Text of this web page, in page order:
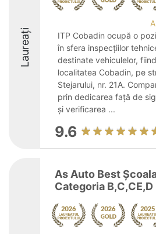
Laureați
ITP Cobadin ocupă o
în sfera inspecțiilor
destinate vehiculelor,
localitatea Cobadin, pe
Stejarului, nr. 21A.
prin dedicarea față de
și verificarea ...
9.6
As Auto Best
Categoria